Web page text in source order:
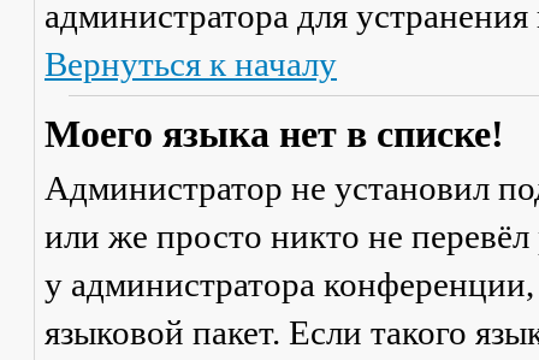
администратора для
Вернуться к началу
Моего языка нет в списке!
Администратор не установил
или же просто никто не
у администратора
языковой пакет. Если такого